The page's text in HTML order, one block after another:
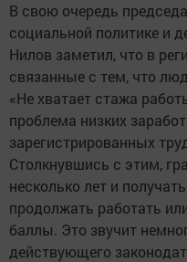
В свою очередь
социальной политике и
Нилов заметил, что в
связанные с тем, что
«Не хватает стажа
проблема низких
зарегистрированных
Столкнувшись с этим,
несколько лет и
продолжать работать
баллы. Это звучит
действующего